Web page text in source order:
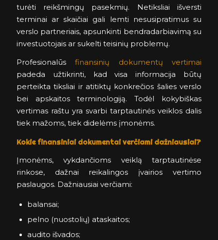
turėti reikšmingų pasekmių. Netiksliai išversti
terminai ar skaičiai gali lemti nesusipratimus su
verslo partneriais, apsunkinti bendradarbiavimą su
investuotojais ar sukelti teisinių problemų.
Profesionalūsfinansinių dokumentų vertimai
padeda užtikrinti, kad visa informacija būtų
perteikta tiksliai ir atitiktų konkrečios šalies verslo
bei apskaitos terminologiją. Todėl kokybiškas
vertimas raštu yra svarbi tarptautinės veiklos dalis
tiek mažoms, tiek didelėms įmonėms.
Kokie finansiniai dokumentai verčiami dažniausiai?
Įmonėms, vykdančioms veiklą tarptautinėse
rinkose, dažnai reikalingos įvairios vertimo
paslaugos. Dažniausiai verčiami:
balansai;
pelno (nuostolių) ataskaitos;
audito išvados;